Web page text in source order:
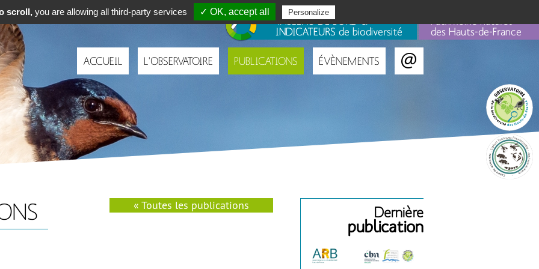
Navigation
principale
ACCUEIL L'OBSERVATOIRE PUBLICATIONS ÉVÈNEMENTS
TABLEAU DE BORD &
INDICATEURS de biodiversité
des Hauts-de-France
Portails
« Toutes les publications Dernière
publication
scroll,you are allowing all third-party services ✓ OK, accept all Personalize